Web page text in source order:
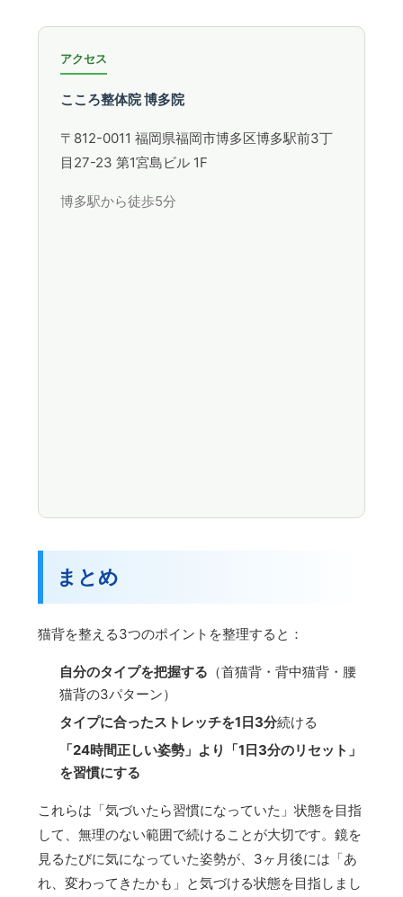
アクセス
こころ整体院 博多院
〒812-0011 福岡県福岡市博多区博多駅前3丁
目27-23 第1宮島ビル 1F
博多駅から徒歩5分
まとめ
猫背を整える3つのポイントを整理すると：
自分のタイプを把握する （首猫背・背中猫背・腰
猫背の3パターン）
タイプに合ったストレッチを1日3分続ける
「24時間正しい姿勢」より「1日3分のリセット」
を習慣にする
これらは「気づいたら習慣になっていた」状態を目指
して、無理のない範囲で続けることが大切です。鏡を
見るたびに気になっていた姿勢が、3ヶ月後には「あ
れ、変わってきたかも」と気づける状態を目指しまし